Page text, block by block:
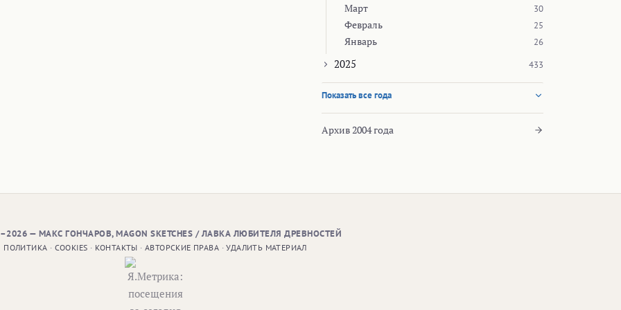
Март 30
Февраль 25
Январь 26
2025 433
Показать все года
Архив 2004 года
— МАКС ГОНЧАРОВ, MAGON SKETCHES / ЛАВКА ЛЮБИТЕЛЯ ДРЕВНОСТЕЙ
ПОЛИТИКА · COOKIES · КОНТАКТЫ ·АВТОРСКИЕ ПРАВА ·УДАЛИТЬ МАТЕРИАЛ